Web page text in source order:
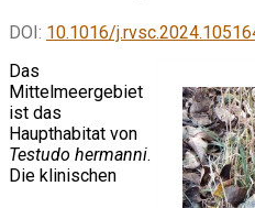
DOI: 10.1016/
Das
Mittelmeergebiet
ist das
Haupthabitat von
Testudo hermanni.
Die klinischen